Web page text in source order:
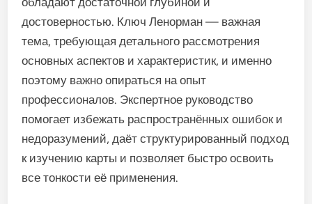
достоверностью. Ключ Ленорман — важная
тема, требующая детального рассмотрения
основных аспектов и характеристик, и именно
поэтому важно опираться на опыт
профессионалов. Экспертное руководство
помогает избежать распространённых ошибок и
недоразумений, даёт структурированный подход
к изучению карты и позволяет быстро освоить
все тонкости её применения.